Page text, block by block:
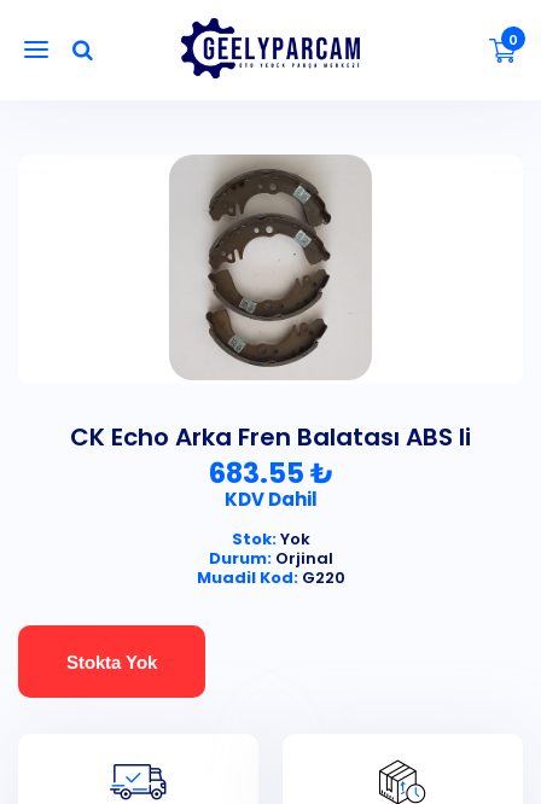
0
CK Echo Arka Fren Balatası ABS li
683.55 ₺
KDV Dahil
Stok:Yok
Durum:Orjinal
Muadil Kod:G220
Stokta Yok